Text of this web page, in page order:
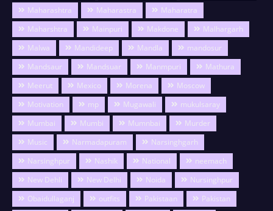
Maharashtra
Maharastra
Maharatra
Maharshtra
Mainpuri Makdone
Malhargarh
Malwa
Mandideep Mandla
mandosur
Mandsaur
Mandsuar Manmpuri
Mathura
Meerut
Mexico Morena
Moscow
Motivation
mp Mugawali
mukulsaray
Mumbai
Mumbi Mumnbai
Murder
Music
Narmadapuram
Narsinghgarh
Narsinghpur
Nashik National
neemach
New Dehli
New Delhi Noida
Nursinghpur
Obaidullaganj
outfits Pakistaan
Pakistan